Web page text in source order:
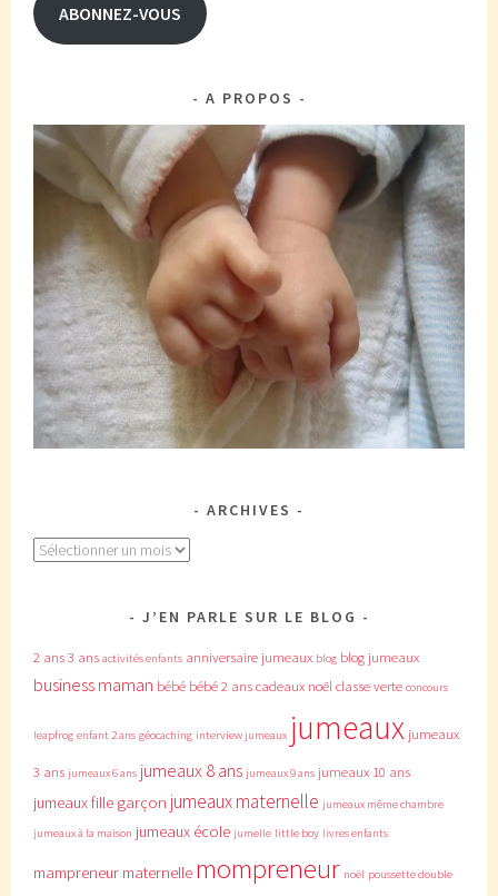
ABONNEZ-VOUS
A PROPOS
ARCHIVES
Archives
J’EN PARLE SUR LE BLOG
2 ans3 ans activités enfants anniversaire jumeaux blog blog jumeaux
business maman bébé bébé 2 anscadeaux noëlclasse verte concours
leapfrog enfant 2 ans géocaching interview jumeaux jumeaux jumeaux
3 ans jumeaux 6 ans jumeaux 8 ans jumeaux 9 ans jumeaux 10 ans
jumeaux fille garçon jumeaux maternelle jumeaux même chambre
jumeaux à la maison jumeaux école jumelle little boy livres enfants
mampreneur maternelle mompreneur noël poussette double